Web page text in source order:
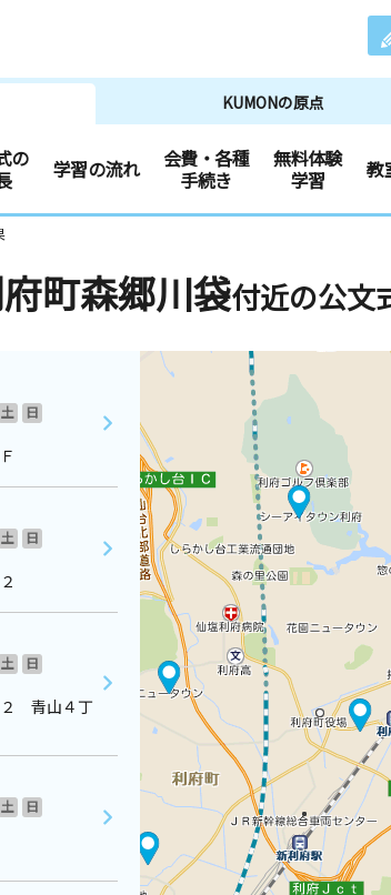
KUMONの原点
の
学習の流れ
会費・各種
手続き
無料体験
学習
教
町森郷川袋付近の公文
土
日
土
日
土
日
２ 青山４丁
土
日